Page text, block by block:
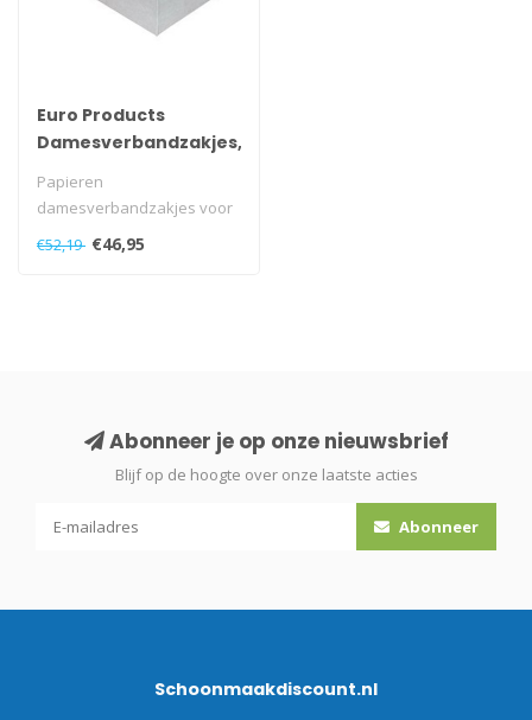
Euro Products
Damesverbandzakjes,
Papieren
damesverbandzakjes voor
optimale damestoilet
€52,19 €46,95
Abonneer je op onze nieuwsbrief
Blijf op de hoogte over onze laatste acties
Abonneer
Schoonmaakdiscount.nl